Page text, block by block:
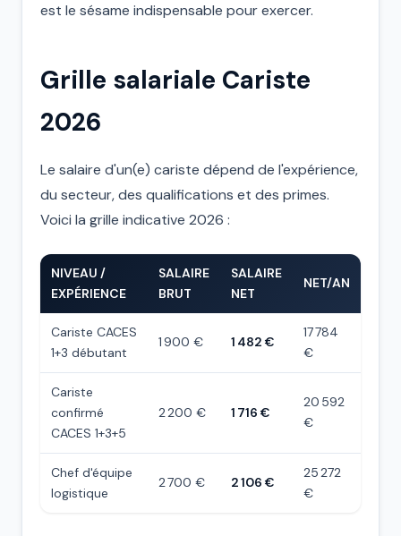
est le sésame indispensable pour exercer.
Grille salariale Cariste
2026
Le salaire d'un(e) cariste dépend de l'expérience,
du secteur, des qualifications et des primes.
Voici la grille indicative 2026 :
NIVEAU /
EXPÉRIENCE
SALAIRE
BRUT
SALAIRE
NET
NET/AN
Cariste CACES
1+3 débutant
1 900 € 1 482 €
17 784
€
Cariste
confirmé
CACES 1+3+5
2 200 € 1 716 €
20 592
€
Chef d'équipe
logistique
2 700 € 2 106 €
25 272
€